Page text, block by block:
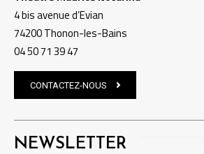
4 bis avenue d’Evian
74200 Thonon-les-Bains
04 50 71 39 47
CONTACTEZ-NOUS
NEWSLETTER